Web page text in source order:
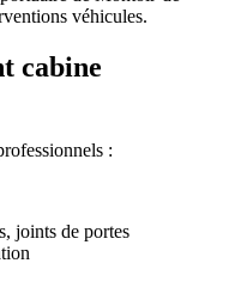
véhicules.
cabine
:
joints de portes